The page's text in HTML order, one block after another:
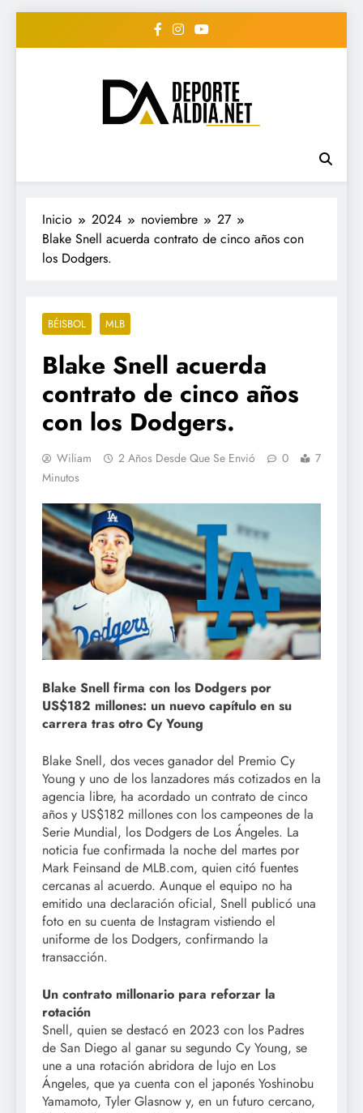
• DEPORTE AL DIA •
"Periodico Deportivo
Digital"
#deportealdiard #deportealdiaperiodico
Inicio 2024 noviembre
27
Blake Snell acuerda contrato de cinco años con
los Dodgers.
BÉISBOL MLB
Blake Snell acuerda
contrato de cinco años
con los Dodgers.
Wiliam 2 Años Desde Que Se Envió 0
7
Minutos
Blake Snell firma con los Dodgers por
US$182 millones: un nuevo capítulo en su
carrera tras otro Cy Young
Blake Snell, dos veces ganador del Premio Cy
Young y uno de los lanzadores más cotizados en la
agencia libre, ha acordado un contrato de cinco
años y US$182 millones con los campeones de la
Serie Mundial, los Dodgers de Los Ángeles. La
noticia fue confirmada la noche del martes por
Mark Feinsand de MLB.com, quien citó fuentes
cercanas al acuerdo. Aunque el equipo no ha
emitido una declaración oficial, Snell publicó una
foto en su cuenta de Instagram vistiendo el
uniforme de los Dodgers, confirmando la
transacción.
Un contrato millonario para reforzar la
rotación
Snell, quien se destacó en 2023 con los Padres
de San Diego al ganar su segundo Cy Young, se
une a una rotación abridora de lujo en Los
Ángeles, que ya cuenta con el japonés Yoshinobu
Yamamoto, Tyler Glasnow y, en un futuro cercano,